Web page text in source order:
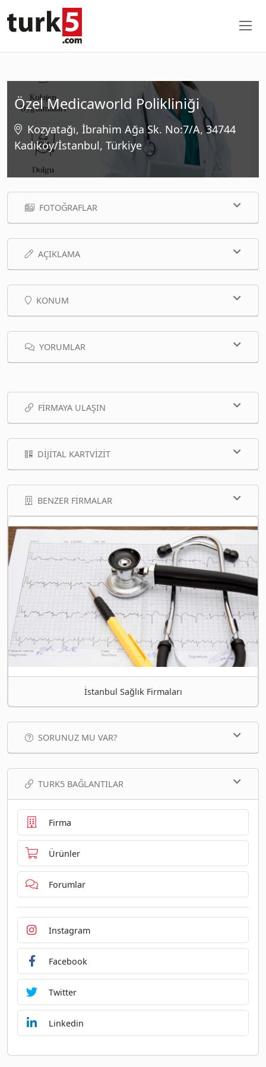
Özel Medicaworld Polikliniği
Kozyatağı, İbrahim Ağa Sk. No:7/A, 34744
Kadıköy/İstanbul, Türkiye
FOTOĞRAFLAR
AÇIKLAMA
KONUM
YORUMLAR
FIRMAYA ULAŞIN
DIJITAL KARTVIZIT
BENZER FIRMALAR
İstanbul Sağlık Firmaları
SORUNUZ MU VAR?
TURK5 BAĞLANTILAR
Firma
Ürünler
Forumlar
Instagram
Facebook
Twitter
Linkedin